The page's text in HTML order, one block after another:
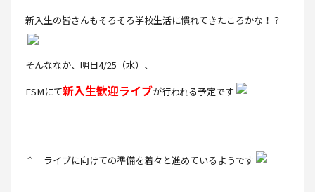
新入生の皆さんもそろそろ学校生活に慣れてきたころかな！？
そんななか、明日4/25（水）、
FSMにて新入生歓迎ライブが行われる予定です
↑ ライブに向けての準備を着々と進めているようです